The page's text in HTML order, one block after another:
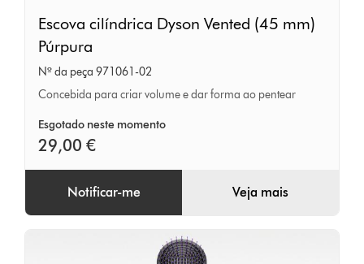
cilíndrica
Dyson
Vented
(45
mm)
Púrpura
Escova cilíndrica Dyson Vented (45 mm)
Púrpura
Nº da peça 971061-02
Concebida para criar volume e dar forma ao pentear
Esgotado neste momento
29,00 €
Notificar-me Veja mais